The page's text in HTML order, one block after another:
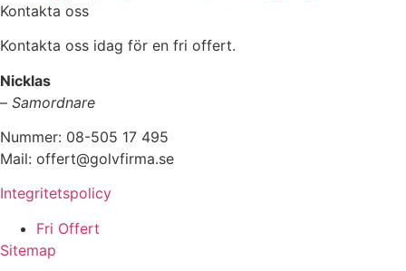
Kontakta oss
Kontakta oss idag för en fri offert.
Nicklas
– Samordnare
Nummer: 08-505 17 495
Mail: offert@golvfirma.se
Integritetspolicy
Fri Offert
Sitemap